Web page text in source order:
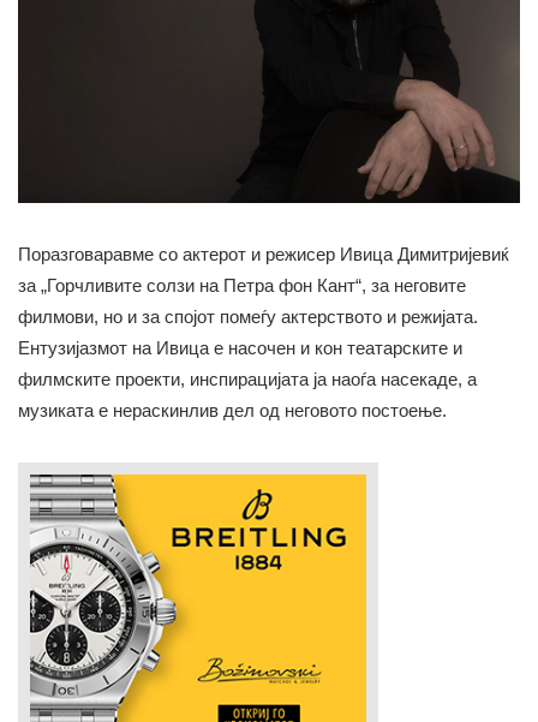
Поразговаравме со актерот и режисер Ивица Димитријевиќ
за „Горчливите солзи на Петра фон Кант“, за неговите
филмови, но и за спојот помеѓу актерството и режијата.
Ентузијазмот на Ивица е насочен и кон театарските и
филмските проекти, инспирацијата ја наоѓа насекаде, а
музиката е нераскинлив дел од неговото постоење.